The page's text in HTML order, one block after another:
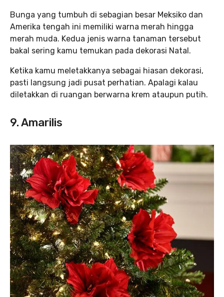
Bunga yang tumbuh di sebagian besar Meksiko dan
Amerika tengah ini memiliki warna merah hingga
merah muda. Kedua jenis warna tanaman tersebut
bakal sering kamu temukan pada dekorasi Natal.
Ketika kamu meletakkanya sebagai hiasan dekorasi,
pasti langsung jadi pusat perhatian. Apalagi kalau
diletakkan di ruangan berwarna krem ataupun putih.
9. Amarilis